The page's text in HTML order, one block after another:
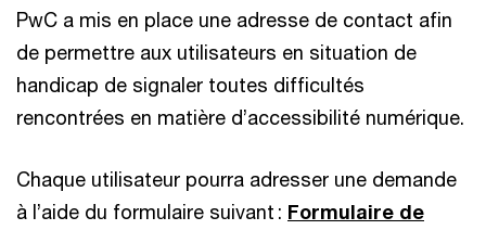
PwC a mis en place une adresse de contact afin
de permettre aux utilisateurs en situation de
handicap de signaler toutes difficultés
rencontrées en matière d’accessibilité numérique.
Chaque utilisateur pourra adresser une demande
à l’aide du formulaire suivant : Formulaire de